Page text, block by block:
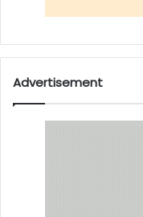
Advertisement